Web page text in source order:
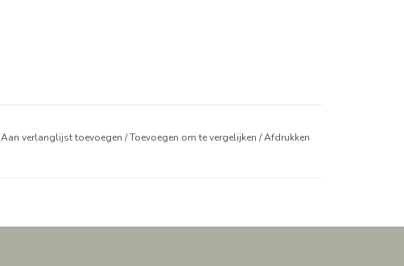
Aan verlanglijst toevoegen /Toevoegen om te vergelijken /Afdrukken